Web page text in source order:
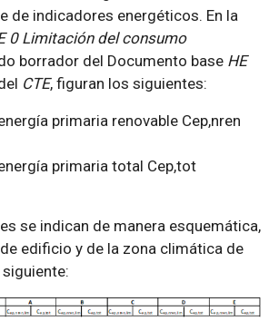
de indicadores energéticos. En la
0 Limitación del consumo
borrador del Documento base HE
CTE, figuran los siguientes:
primaria renovable Cep,nren
primaria total Cep,tot
se indican de manera esquemática,
edificio y de la zona climática de
siguiente: